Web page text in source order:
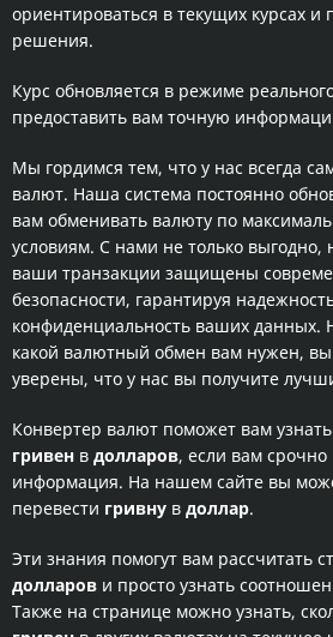
ориентироваться в текущих курсах
решения.
Курс обновляется в режиме
предоставить вам точную
Мы гордимся тем, что у нас всегда
валют. Наша система постоянно
вам обменивать валюту по
условиям. С нами не только выгодно,
ваши транзакции защищены
безопасности, гарантируя
конфиденциальность ваших данных.
какой валютный обмен вам нужен,
уверены, что у нас вы получите
Конвертер валют поможет вам
гривен в долларов, если вам срочно
информация. На нашем сайте вы
перевести гривну в доллар.
Эти знания помогут вам рассчитать
долларов и просто узнать
Также на странице можно узнать,